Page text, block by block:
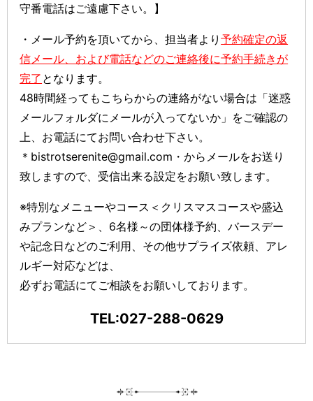
守番電話はご遠慮下さい。】
・メール予約を頂いてから、担当者より予約確定の返
信メール、および電話などのご連絡後に予約手続きが
完了 となります。
48時間経ってもこちらからの連絡がない場合は「迷惑
メールフォルダにメールが入ってないか」をご確認の
上、お電話にてお問い合わせ下さい。
＊bistrotserenite@gmail.com・からメールをお送り
致しますので、受信出来る設定をお願い致します。
※特別なメニューやコース＜クリスマスコースや盛込
みプランなど＞、6名様～の団体様予約、バースデー
や記念日などのご利用、その他サプライズ依頼、アレ
ルギー対応などは、
必ずお電話にてご相談をお願いしております。
TEL:027-288-0629